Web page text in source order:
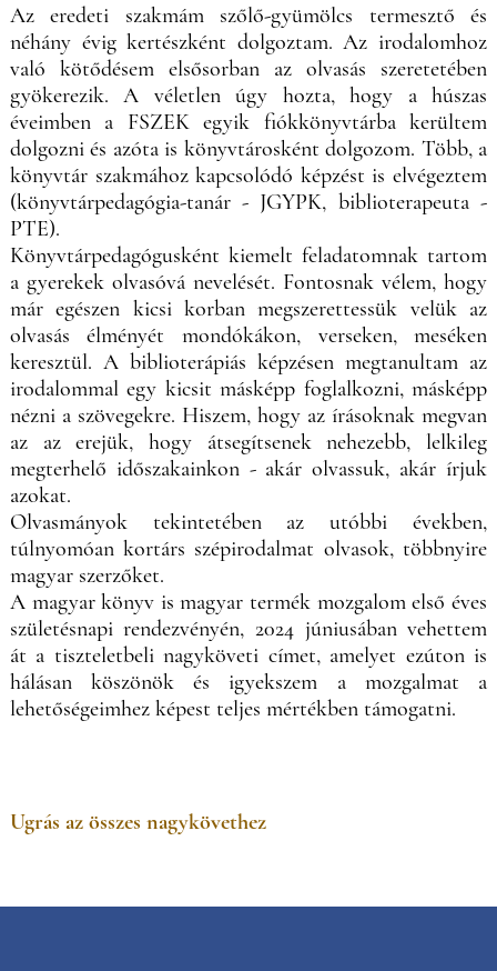
Az eredeti szakmám szőlő-gyümölcs termesztő és
néhány évig kertészként dolgoztam. Az irodalomhoz
való kötődésem elsősorban az olvasás szeretetében
gyökerezik. A véletlen úgy hozta, hogy a húszas
éveimben a FSZEK egyik fiókkönyvtárba kerültem
dolgozni és azóta is könyvtárosként dolgozom. Több, a
könyvtár szakmához kapcsolódó képzést is elvégeztem
(könyvtárpedagógia-tanár - JGYPK, biblioterapeuta -
PTE).
Könyvtárpedagógusként kiemelt feladatomnak tartom
a gyerekek olvasóvá nevelését. Fontosnak vélem, hogy
már egészen kicsi korban megszerettessük velük az
olvasás élményét mondókákon, verseken, meséken
keresztül. A biblioterápiás képzésen megtanultam az
irodalommal egy kicsit másképp foglalkozni, másképp
nézni a szövegekre. Hiszem, hogy az írásoknak megvan
az az erejük, hogy átsegítsenek nehezebb, lelkileg
megterhelő időszakainkon - akár olvassuk, akár írjuk
azokat.
Olvasmányok tekintetében az utóbbi években,
túlnyomóan kortárs szépirodalmat olvasok, többnyire
magyar szerzőket.
A magyar könyv is magyar termék mozgalom első éves
születésnapi rendezvényén, 2024 júniusában vehettem
át a tiszteletbeli nagyköveti címet, amelyet ezúton is
hálásan köszönök és igyekszem a mozgalmat a
lehetőségeimhez képest teljes mértékben támogatni.
Ugrás az összes nagykövethez